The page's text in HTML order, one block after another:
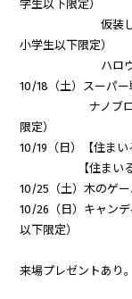
学生以下限定）
仮装して楽しも
小学生以下限定）
ハロウィン縁
10/18（土）スーパー
ナノブロックで
限定）
10/19（日）【住ま
【住まいるタウ
10/25（土）木のゲ
10/26（日）キャン
以下限定）
来場プレゼントあり。